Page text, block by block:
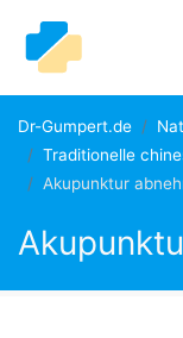
Dr-Gumpert.de
Traditionelle
Akupunktur